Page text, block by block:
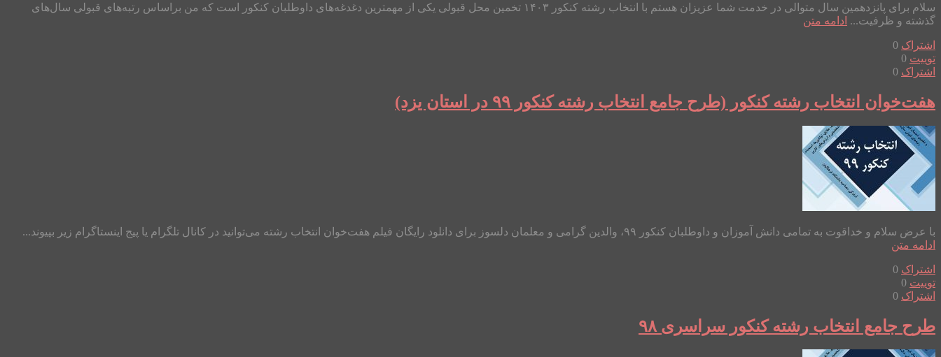
سلام برای پانزدهمین سال متوالی در خدمت شما عزیزان هستم با انتخاب رشته کنکور ۱۴۰۳ تخمین محل قبولی یکی از مهمترین دغدغه‌های داوطلبان کنکور است که من براساس رتبه‌های قبولی سال‌های
گذشته و ظرفیت... ادامه متن
اشتراک 0
توییت 0
اشتراک 0
هفت‌خوان انتخاب رشته کنکور (طرح جامع انتخاب رشته کنکور ۹۹ در استان یزد)
با عرض سلام و خداقوت به تمامی دانش آموزان و داوطلبان کنکور ۹۹، والدین گرامی و معلمان دلسوز برای دانلود رایگان فیلم هفت‌خوان انتخاب رشته می‌توانید در کانال تلگرام یا پیج اینستاگرام زیر بپیوند...
ادامه متن
اشتراک 0
توییت 0
اشتراک 0
طرح جامع انتخاب رشته کنکور سراسری ۹۸